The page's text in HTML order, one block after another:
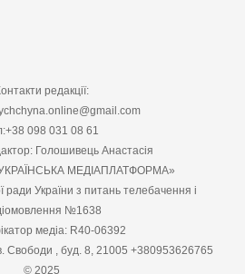
редакції:
098 031 08 61
Голошивець Анастасія
МЕДІАПЛАТФОРМА»
ради України з питань телебачення і
№1638
медіа: R40-06392
Свободи , буд. 8, 21005 +380953626765
© 2025